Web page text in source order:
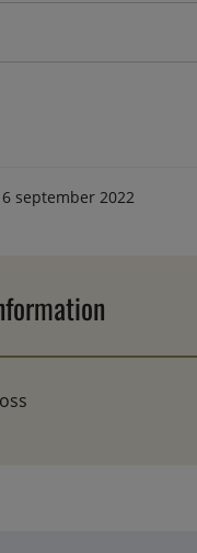
september 2022